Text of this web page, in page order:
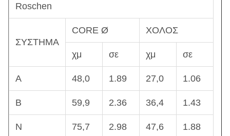
Roschen
ΣΥΣΤΗΜΑ
CORE Ø ΧΟΛΟΣ
χμ σε χμ σε
Α 48,0 1.89 27,0 1.06
Β 59,9 2.36 36,4 1.43
N 75,7 2.98 47,6 1.88